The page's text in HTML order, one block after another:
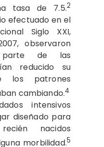
tasa de 7.5.2
efectuado en el
Siglo XXI,
observaron
de las
reducido su
los patrones
cambiando.4
intensivos
diseñado para
nacidos
morbilidad.5